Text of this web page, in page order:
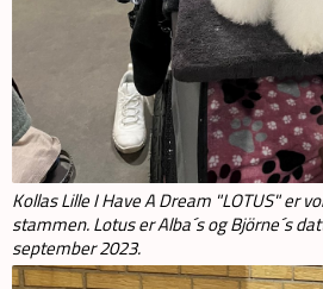
Kollas Lille I Have A Dream "LOTUS" er
stammen. Lotus er Alba´s og Björne´s
september 2023.